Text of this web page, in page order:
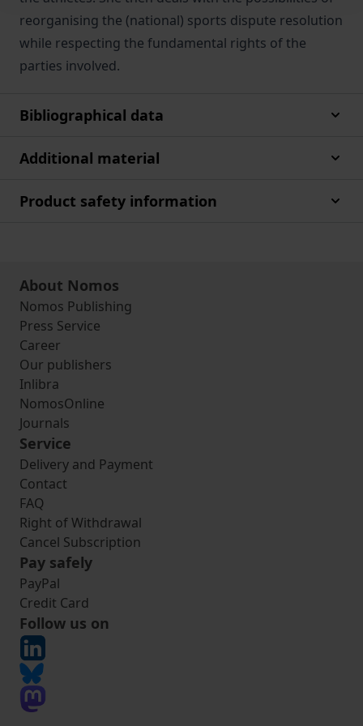
reorganising the (national) sports dispute resolution
while respecting the fundamental rights of the
parties involved.
Bibliographical data
Additional material
Product safety information
About Nomos
Nomos Publishing
Press Service
Career
Our publishers
Inlibra
NomosOnline
Journals
Service
Delivery and Payment
Contact
FAQ
Right of Withdrawal
Cancel Subscription
Pay safely
PayPal
Credit Card
Follow us on